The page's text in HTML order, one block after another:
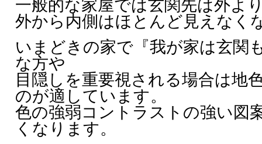
一般的な家屋では玄関先は外よ
外から内側はほとんど見えなく
いまどきの家で『我が家は玄関
な方や
目隠しを重要視される場合は地
のが適しています。
色の強弱コントラストの強い図
くなります。